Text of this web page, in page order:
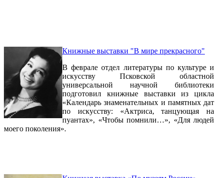
Книжные выставки "В мире прекрасного"
В феврале отдел литературы по культуре и
искусству Псковской областной
универсальной научной библиотеки
подготовил книжные выставки из цикла
«Календарь знаменательных и памятных дат
по искусству: «Актриса, танцующая на
пуантах», «Чтобы помнили…», «Для людей
моего поколения».